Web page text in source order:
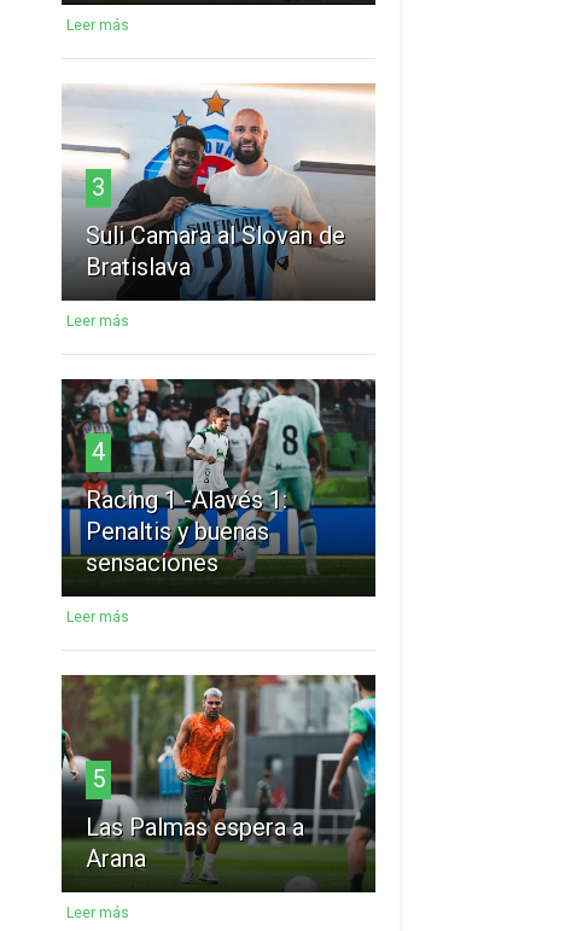
Leer más
3
Suli Camara al Slovan de
Bratislava
Leer más
4
Racing 1 -Alavés 1:
Penaltis y buenas
sensaciones
Leer más
5
Las Palmas espera a
Arana
Leer más